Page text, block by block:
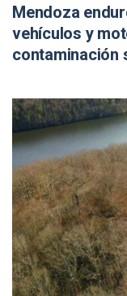
Mendoza
vehículos y
contaminación